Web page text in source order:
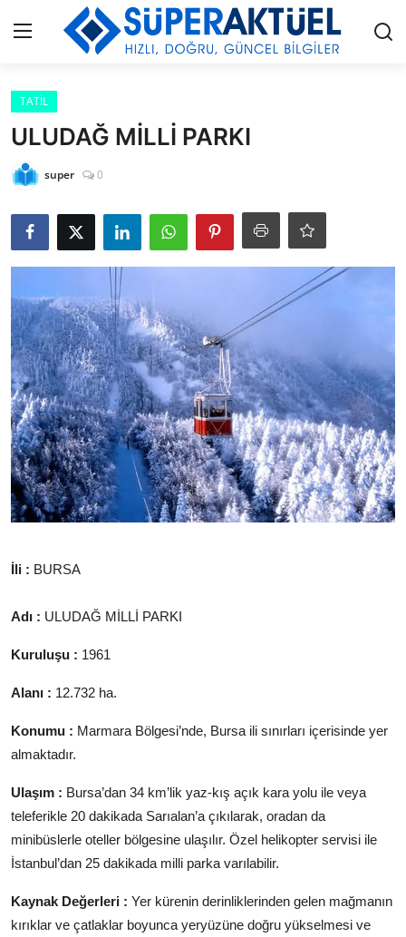
KÜNYE
İŞ BİRLİĞİ
MÜZİK
TEKNOLOJİ
BİLGİ
TATİL
TATİL
ULUDAĞ MİLLİ PARKI
super 0
İli : BURSA
Adı : ULUDAĞ MİLLİ PARKI
Kuruluşu : 1961
Alanı : 12.732 ha.
Konumu : Marmara Bölgesi’nde, Bursa ili sınırları içerisinde yer
almaktadır.
Ulaşım : Bursa’dan 34 km’lik yaz-kış açık kara yolu ile veya
teleferikle 20 dakikada Sarıalan’a çıkılarak, oradan da
minibüslerle oteller bölgesine ulaşılır. Özel helikopter servisi ile
İstanbul’dan 25 dakikada milli parka varılabilir.
Kaynak Değerleri : Yer kürenin derinliklerinden gelen mağmanın
kırıklar ve çatlaklar boyunca yeryüzüne doğru yükselmesi ve